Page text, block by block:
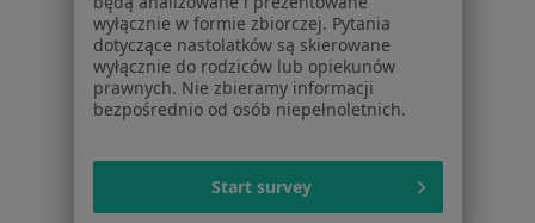
Dla pacjentów
Lekarze
Placówki medyczne
Usługi i zabiegi
Choroby
wyłącznie w formie zbiorczej. Pytania
dotyczące nastolatków są skierowane
wyłącznie do rodziców lub opiekunów
prawnych. Nie zbieramy informacji
bezpośrednio od osób niepełnoletnich.
Start survey